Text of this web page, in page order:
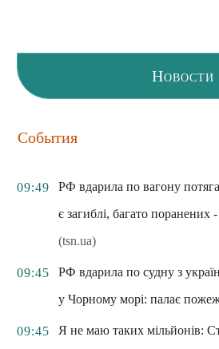
Новости
События
09:49
РФ вдарила по вагону
є загиблі, багато поранених
(tsn.ua)
09:45
РФ вдарила по судну з
у Чорному морі: палає
09:45
Я не маю таких мільйонів: